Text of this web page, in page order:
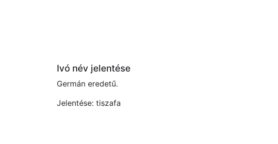
Ivó név jelentése
Germán eredetű.
Jelentése: tiszafa